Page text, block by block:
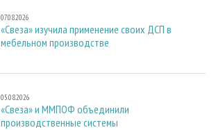
07.08.2026
«Свеза» изучила применение своих ДСП в
мебельном производстве
05.08.2026
«Свеза» и ММПОФ объединили
производственные системы